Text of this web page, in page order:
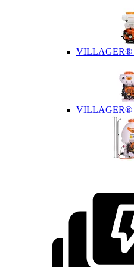
VILLAGER®
VILLAGER®